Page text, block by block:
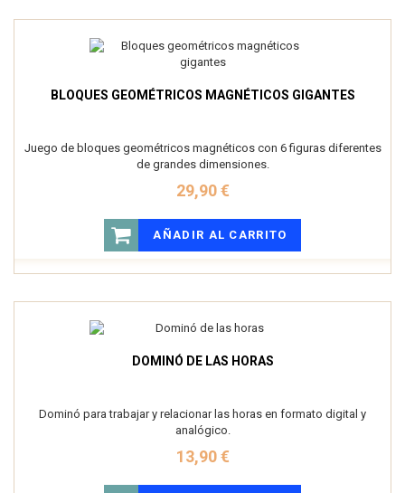
BLOQUES GEOMÉTRICOS MAGNÉTICOS GIGANTES
Juego de bloques geométricos magnéticos con 6 figuras diferentes
de grandes dimensiones.
29,90 €
AÑADIR AL CARRITO
DOMINÓ DE LAS HORAS
Dominó para trabajar y relacionar las horas en formato digital y
analógico.
13,90 €